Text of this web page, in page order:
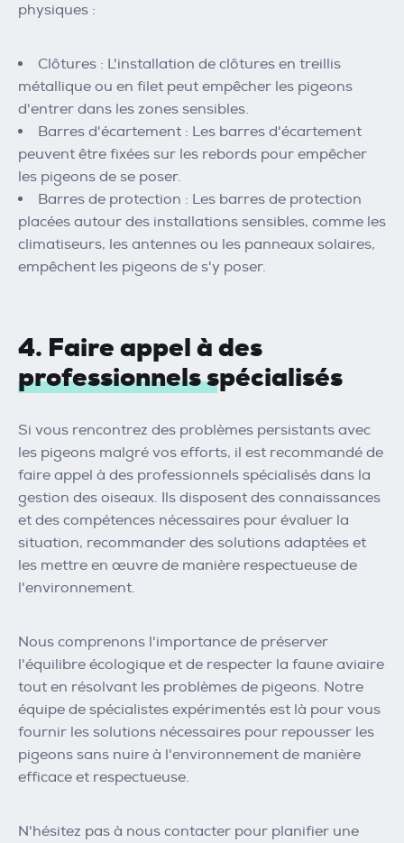
physiques :
Clôtures : L'installation de clôtures en treillis
métallique ou en filet peut empêcher les pigeons
d'entrer dans les zones sensibles.
Barres d'écartement : Les barres d'écartement
peuvent être fixées sur les rebords pour empêcher
les pigeons de se poser.
Barres de protection : Les barres de protection
placées autour des installations sensibles, comme les
climatiseurs, les antennes ou les panneaux solaires,
empêchent les pigeons de s'y poser.
4. Faire appel à des
professionnels spécialisés
Si vous rencontrez des problèmes persistants avec
les pigeons malgré vos efforts, il est recommandé de
faire appel à des professionnels spécialisés dans la
gestion des oiseaux. Ils disposent des connaissances
et des compétences nécessaires pour évaluer la
situation, recommander des solutions adaptées et
les mettre en œuvre de manière respectueuse de
l'environnement.
Nous comprenons l'importance de préserver
l'équilibre écologique et de respecter la faune aviaire
tout en résolvant les problèmes de pigeons. Notre
équipe de spécialistes expérimentés est là pour vous
fournir les solutions nécessaires pour repousser les
pigeons sans nuire à l'environnement de manière
efficace et respectueuse.
N'hésitez pas à nous contacter pour planifier une